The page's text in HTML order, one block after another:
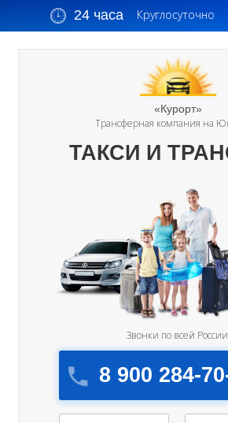
24 часа Круглосуточно
«Курорт»
Трансферная компания на
8 900 284-
Звонки по всей России
ТАКСИ И